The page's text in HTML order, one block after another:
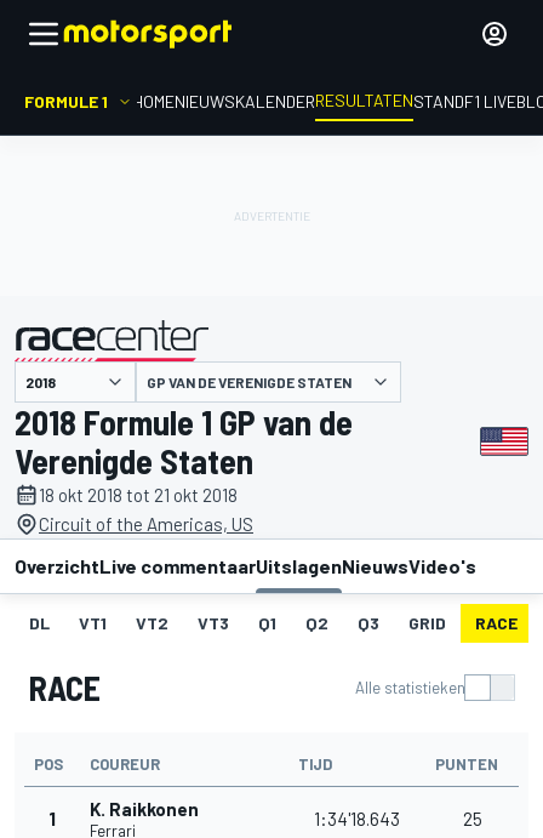
FORMULE 1 HOMENIEUWSKALENDERRESULTATENSTANDF1
gepresenteerd door GP VAN DE VERENIGDE STATEN
2018 Formule 1 GP van de
Verenigde Staten
18 okt 2018 tot 21 okt 2018
Circuit of the Americas, US
OverzichtLive commentaarUitslagenNieuwsVideo's
DL VT1 VT2 VT3 Q1 Q2 Q3 GRID RACE
RACE Alle statistieken
POS COUREUR TIJD PUNTEN
1 K. Raikkonen
Ferrari
1:34'18.643 25